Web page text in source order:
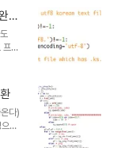
성
린
)
데,
다.
조
바
터
다)
로
두